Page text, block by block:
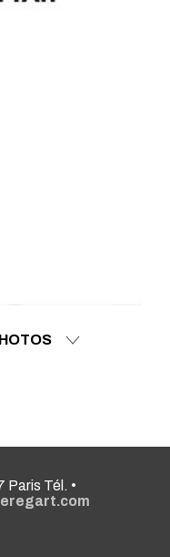
Paris Tél. •